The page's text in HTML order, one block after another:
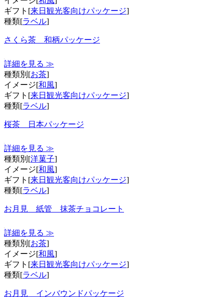
ギフト[来日観光客向けパッケージ]
種類[ラベル]
さくら茶 和柄パッケージ
詳細を見る ≫
種類別[お茶]
イメージ[和風]
ギフト[来日観光客向けパッケージ]
種類[ラベル]
桜茶 日本パッケージ
詳細を見る ≫
種類別[洋菓子]
イメージ[和風]
ギフト[来日観光客向けパッケージ]
種類[ラベル]
お月見 紙管 抹茶チョコレート
詳細を見る ≫
種類別[お茶]
イメージ[和風]
ギフト[来日観光客向けパッケージ]
種類[ラベル]
お月見 インバウンドパッケージ